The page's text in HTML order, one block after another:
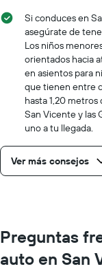
Si conduces en
asegúrate de
Los niños
orientados hacia
en asientos para
que tienen entre
hasta 1,20
San Vicente y las
uno a tu llegada.
Ver más consejos
Preguntas
auto en San